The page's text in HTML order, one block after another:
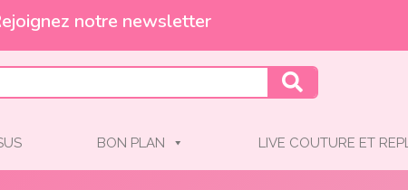
Et profitez de -10% !
BON PLAN LIVE COUTURE ET